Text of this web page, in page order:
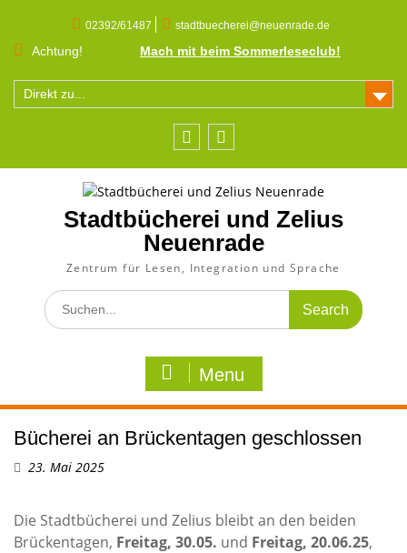
content
02392/61487 stadtbuecherei@neuenrade.de
Achtung! Mach mit beim Sommerleseclub!
Direkt zu...
Stadtbücherei und Zelius
Neuenrade
Zentrum für Lesen, Integration und Sprache
Search
for:
Menu
Bücherei an Brückentagen geschlossen
23. Mai 2025
Die Stadtbücherei und Zelius bleibt an den beiden
Brückentagen, Freitag, 30.05. und Freitag, 20.06.25,